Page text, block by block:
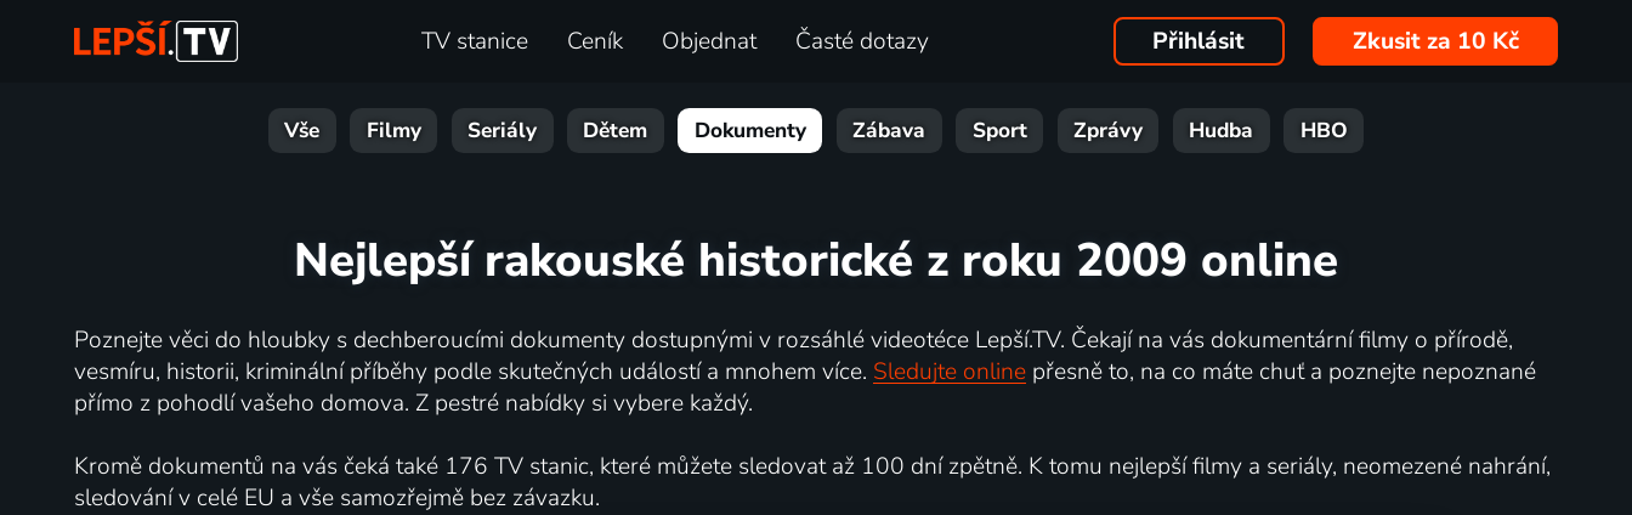
TV stanice Ceník Objednat Časté dotazy Přihlásit Zkusit za 10 Kč
Vše Filmy Seriály Dětem Dokumenty Zábava Sport Zprávy Hudba HBO
Nejlepší rakouské historické z roku 2009 online
Poznejte věci do hloubky s dechberoucími dokumenty dostupnými v rozsáhlé videotéce Lepší.TV. Čekají na vás dokumentární filmy o přírodě,
vesmíru, historii, kriminální příběhy podle skutečných událostí a mnohem více. Sledujte onlinepřesně to, na co máte chuť a poznejte nepoznané
přímo z pohodlí vašeho domova. Z pestré nabídky si vybere každý.
Kromě dokumentů na vás čeká také 176 TV stanic, které můžete sledovat až 100 dní zpětně. K tomu nejlepší filmy a seriály, neomezené nahrání,
sledování v celé EU a vše samozřejmě bez závazku.